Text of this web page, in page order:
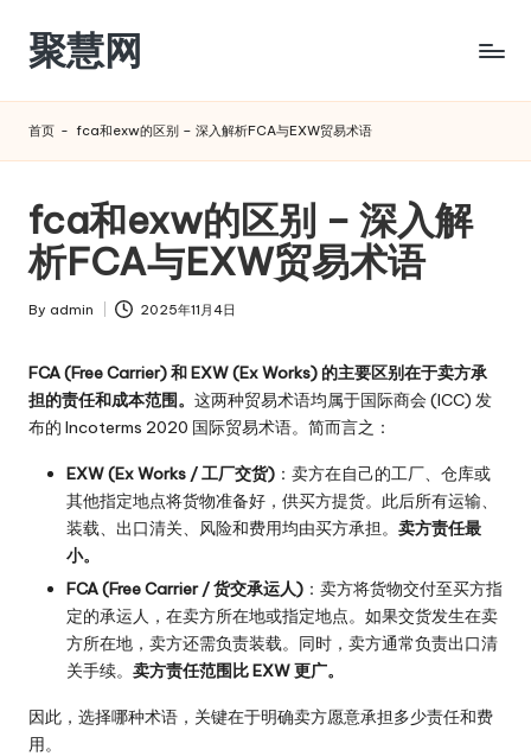
Skip
content
聚慧网
首页 - fca和exw的区别 – 深入解析FCA与EXW贸易术语
fca和exw的区别 – 深入解
析FCA与EXW贸易术语
Posted
By admin 2025年11月4日
FCA (Free Carrier) 和 EXW (Ex Works) 的主要区别在于卖方承
担的责任和成本范围。 这两种贸易术语均属于国际商会 (ICC) 发
布的 Incoterms 2020 国际贸易术语。简而言之：
EXW (Ex Works / 工厂交货) ：卖方在自己的工厂、仓库或
其他指定地点将货物准备好，供买方提货。此后所有运输、
装载、出口清关、风险和费用均由买方承担。 卖方责任最
小。
FCA (Free Carrier / 货交承运人) ：卖方将货物交付至买方指
定的承运人，在卖方所在地或指定地点。如果交货发生在卖
方所在地，卖方还需负责装载。同时，卖方通常负责出口清
关手续。 卖方责任范围比 EXW 更广。
因此，选择哪种术语，关键在于明确卖方愿意承担多少责任和费
用。